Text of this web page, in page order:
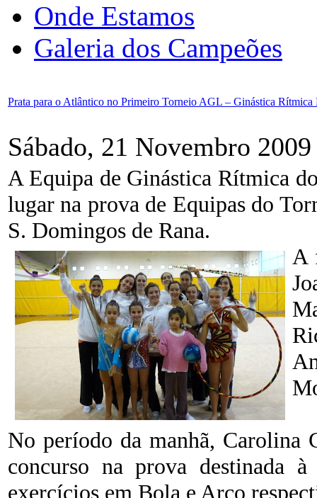
Onde Estamos
Galeria dos Campeões
Prata para o Atlântico no Primeiro Torneio AGL – Ginástica Rítmica
Sábado, 21 Novembro
A Equipa de Ginástica Rítmica
lugar na prova de Equipas do
S. Domingos de Rana.
A
No período da manhã, Carolina
concurso na prova destinada
exercícios em Bola e Arco